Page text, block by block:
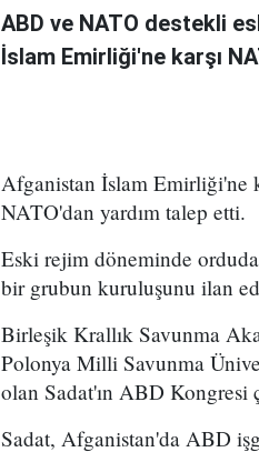
ABD ve NATO destekli
İslam Emirliği'ne karşı
Afganistan İslam Emirliği'ne
NATO'dan yardım talep etti.
Eski rejim döneminde
bir grubun kuruluşunu ilan
Birleşik Krallık Savunma
Polonya Milli Savunma
olan Sadat'ın ABD
Sadat, Afganistan'da ABD